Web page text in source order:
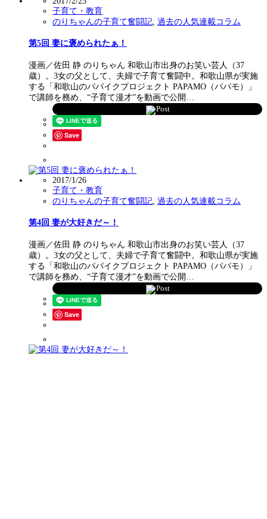
子育て・教育
のりちゃんの子育て奮闘記 過去の人気連載コラム
第5回 妻に褒められたぁ！
漫画／佐田 静 のりちゃん 和歌山市出身のお笑い芸人（37
歳）。3女の父として、夫婦で子育て奮闘中。和歌山県が実施
する「和歌山のパパイクプロジェクト PAPAMO（パパモ）」
で講師を務め、“子育て漫才”を動画で公開…
Post
Save
2017/1/26
子育て・教育
のりちゃんの子育て奮闘記 過去の人気連載コラム
第4回 妻が大好きだ～！
漫画／佐田 静 のりちゃん 和歌山市出身のお笑い芸人（37
歳）。3女の父として、夫婦で子育て奮闘中。和歌山県が実施
する「和歌山のパパイクプロジェクト PAPAMO（パパモ）」
で講師を務め、“子育て漫才”を動画で公開…
Post
Save